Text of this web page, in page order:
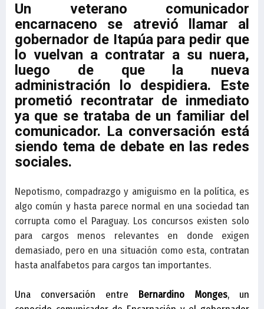
Un veterano comunicador
encarnaceno se atrevió llamar al
gobernador de Itapúa para pedir que
lo vuelvan a contratar a su nuera,
luego de que la nueva
administración lo despidiera. Este
prometió recontratar de inmediato
ya que se trataba de un familiar del
comunicador. La conversación está
siendo tema de debate en las redes
sociales.
Nepotismo, compadrazgo y amiguismo en la política, es
algo común y hasta parece normal en una sociedad tan
corrupta como el Paraguay. Los concursos existen solo
para cargos menos relevantes en donde exigen
demasiado, pero en una situación como esta, contratan
hasta analfabetos para cargos tan importantes.
Una conversación entre Bernardino Monges, un